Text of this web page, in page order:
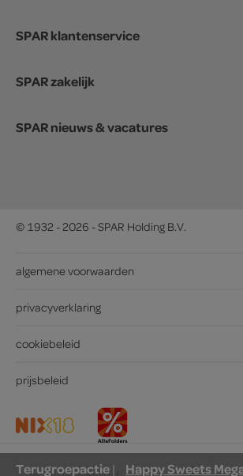
SPAR klantenservice
SPAR zakelijk
SPAR nieuws & vacatures
© 1932 - 2026 - SPAR Holding B.V.
algemene voorwaarden
privacyverklaring
cookiebeleid
prijsbeleid
Terugroepactie| Happy Sweets